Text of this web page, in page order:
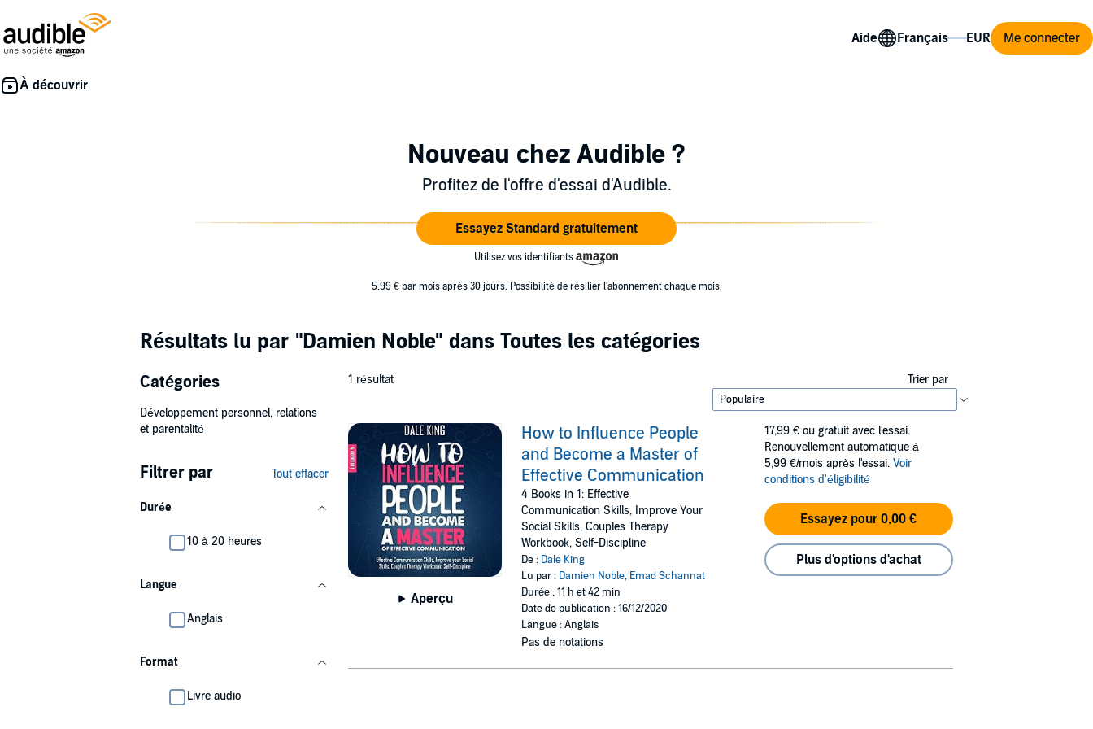
Aide Me connecter
Nouveau chez Audible ?
Profitez de l'offre d'essai d'Audible.
Essayez Standard gratuitement
Utilisez vos identifiants
5,99 € par mois après 30 jours. Possibilité de résilier l'abonnement chaque mois.
Résultats lu par "Damien Noble" dans Toutes les catégories
Catégories
Développement personnel, relations
et parentalité
Filtrer par Tout effacer
Durée
10 à 20 heures
Langue
Anglais
Format
Livre audio
1 résultat Trier par
Aperçu
How to Influence People
and Become a Master of
Effective Communication
4 Books in 1: Effective
Communication Skills, Improve Your
Social Skills, Couples Therapy
Workbook, Self-Discipline
De : Dale King
Lu par : Damien Noble, Emad Schannat
Durée : 11 h et 42 min
Date de publication : 16/12/2020
Langue : Anglais
Pas de notations
17,99 € ou gratuit avec l'essai.
Renouvellement automatique à
5,99 €/mois après l'essai. Voir
conditions d'éligibilité
Essayez pour 0,00 €
Plus d'options d'achat